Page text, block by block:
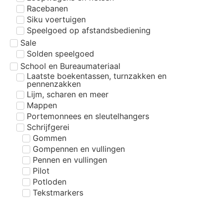
Racebanen
Siku voertuigen
Speelgoed op afstandsbediening
Sale
Solden speelgoed
School en Bureaumateriaal
Laatste boekentassen, turnzakken en
pennenzakken
Lijm, scharen en meer
Mappen
Portemonnees en sleutelhangers
Schrijfgerei
Gommen
Gompennen en vullingen
Pennen en vullingen
Pilot
Potloden
Tekstmarkers